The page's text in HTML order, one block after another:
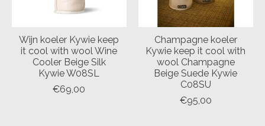
Wijn koeler Kywie keep
it cool with wool Wine
Cooler Beige Silk
Kywie W08SL
€69,00
Champagne koeler
Kywie keep it cool with
wool Champagne
Beige Suede Kywie
C08SU
€95,00